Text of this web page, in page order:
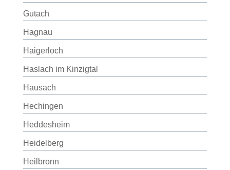
Gutach
Hagnau
Haigerloch
Haslach im Kinzigtal
Hausach
Hechingen
Heddesheim
Heidelberg
Heilbronn